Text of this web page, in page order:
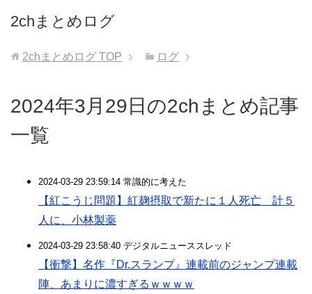
2chまとめログ
2chまとめログ TOP ログ
2024年3月29日の2chまとめ記事
一覧
2024-03-29 23:59:14 常識的に考えた
【紅こうじ問題】紅麹摂取で新たに１人死亡 計５
人に、小林製薬
2024-03-29 23:58:40 デジタルニューススレッド
【衝撃】名作『Dr.スランプ』連載前のジャンプ連載
陣、あまりに濃すぎるｗｗｗｗ